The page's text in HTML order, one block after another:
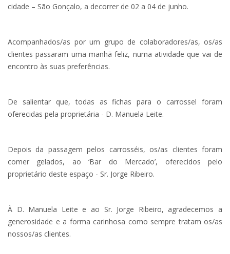
cidade – São Gonçalo, a decorrer de 02 a 04 de junho.
Acompanhados/as por um grupo de colaboradores/as, os/as
clientes passaram uma manhã feliz, numa atividade que vai de
encontro às suas preferências.
De salientar que, todas as fichas para o carrossel foram
oferecidas pela proprietária - D. Manuela Leite.
Depois da passagem pelos carrosséis, os/as clientes foram
comer gelados, ao ‘Bar do Mercado’, oferecidos pelo
proprietário deste espaço - Sr. Jorge Ribeiro.
À D. Manuela Leite e ao Sr. Jorge Ribeiro, agradecemos a
generosidade e a forma carinhosa como sempre tratam os/as
nossos/as clientes.